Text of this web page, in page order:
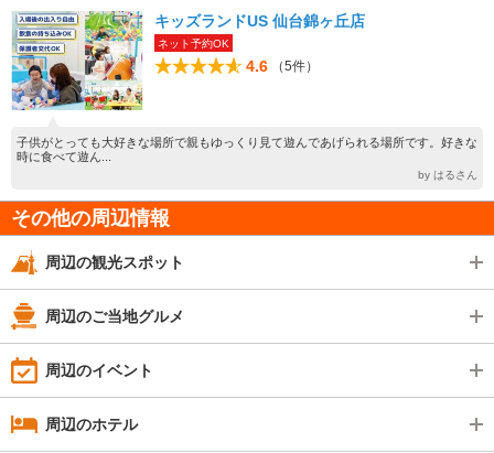
キッズランドUS 仙台錦ヶ丘店
ネット予約OK
4.6 （5件）
子供がとっても大好きな場所で親もゆっくり見て遊んであげられる場所です。好きな
時に食べて遊ん...
by はるさん
その他の周辺情報
周辺の観光スポット
周辺のご当地グルメ
周辺のイベント
周辺のホテル